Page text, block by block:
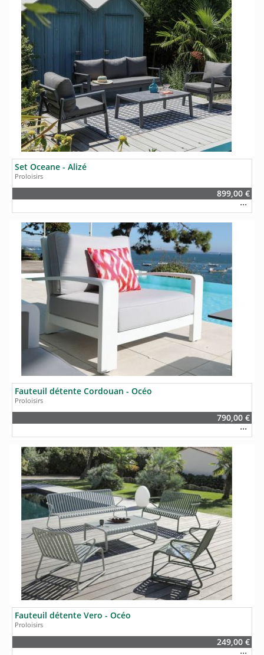
Set Oceane - Alizé
Proloisirs
899,00 €
Fauteuil détente Cordouan - Océo
Proloisirs
790,00 €
Fauteuil détente Vero - Océo
Proloisirs
249,00 €